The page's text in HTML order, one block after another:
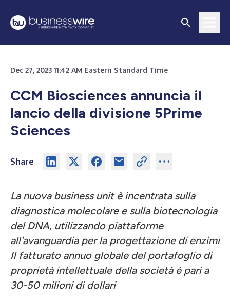
Dec 27, 2023 11:42 AM Eastern Standard Time
CCM Biosciences annuncia il
lancio della divisione 5Prime
Sciences
Share
La nuova business unit è incentrata sulla
diagnostica molecolare e sulla biotecnologia
del DNA, utilizzando piattaforme
all'avanguardia per la progettazione di enzimi
Il fatturato annuo globale del portafoglio di
proprietà intellettuale della società è pari a
30-50 milioni di dollari